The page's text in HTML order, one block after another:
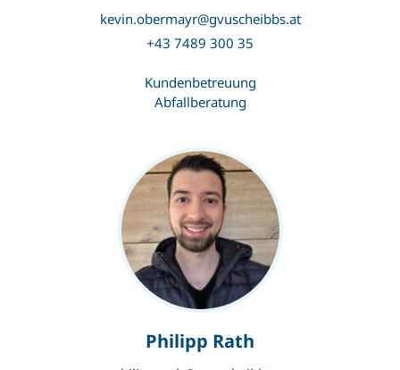
kevin.obermayr@gvuscheibbs.at
+43 7489 300 35
Kundenbetreuung
Abfallberatung
Philipp Rath